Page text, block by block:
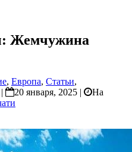
Жемчужина
, Европа, Статьи,
| 20 января, 2025 |
На